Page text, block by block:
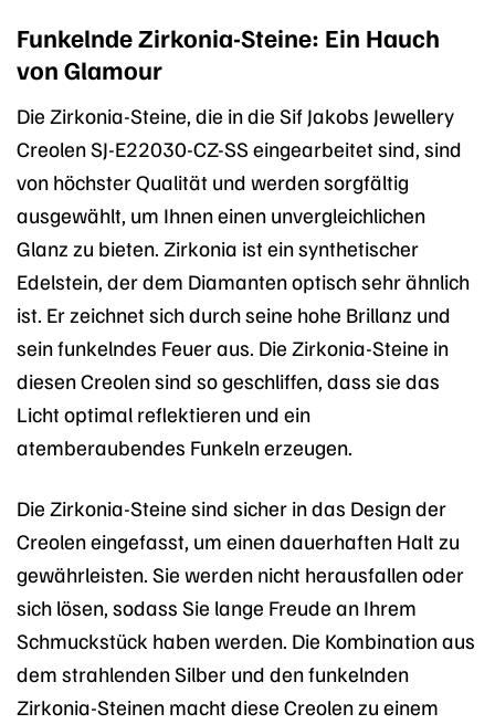
Funkelnde Zirkonia-Steine: Ein Hauch
von Glamour
Die Zirkonia-Steine, die in die Sif Jakobs Jewellery
Creolen SJ-E22030-CZ-SS eingearbeitet sind, sind
von höchster Qualität und werden sorgfältig
ausgewählt, um Ihnen einen unvergleichlichen
Glanz zu bieten. Zirkonia ist ein synthetischer
Edelstein, der dem Diamanten optisch sehr ähnlich
ist. Er zeichnet sich durch seine hohe Brillanz und
sein funkelndes Feuer aus. Die Zirkonia-Steine in
diesen Creolen sind so geschliffen, dass sie das
Licht optimal reflektieren und ein
atemberaubendes Funkeln erzeugen.
Die Zirkonia-Steine sind sicher in das Design der
Creolen eingefasst, um einen dauerhaften Halt zu
gewährleisten. Sie werden nicht herausfallen oder
sich lösen, sodass Sie lange Freude an Ihrem
Schmuckstück haben werden. Die Kombination aus
dem strahlenden Silber und den funkelnden
Zirkonia-Steinen macht diese Creolen zu einem